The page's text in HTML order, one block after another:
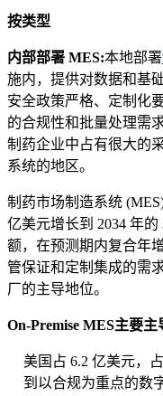
按类型
内部部署 MES:本地部署
施内，提供对数据和基
安全政策严格、定制化
的合规性和批量处理需
制药企业中占有很大的
系统的地区。
制药市场制造系统
亿美元增长到 2034 年
额，在预测期内复合年
管保证和定制集成的需
厂的主导地位。
On-Premise MES主要主
美国占 6.2 亿美元，
到以合规为重点的数